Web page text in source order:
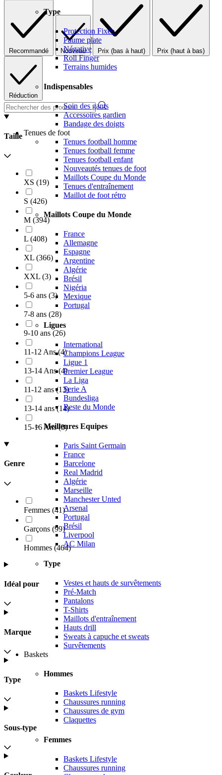
Type
Protection Fixée
Paume plate
Négative
Roll Finger
Terrains humides
Indispensables
Soin des gants
Accessoires gardien
Bandage des doigts
Tenues de foot
Tenues football homme
Tenues football femme
Tenues football enfant
Nouveautés tenues de foot
Maillots Coupe du Monde
Tenues d'entraînement
Maillot de foot rétro
Maillots Coupe du Monde
France
Allemagne
Espagne
Argentine
Algérie
Brésil
Nigéria
Mexique
Portugal
Ligues
International
Champions League
Ligue 1
Premier League
La Liga
Serie A
Bundesliga
Reste du Monde
Meilleures Equipes
Paris Saint Germain
France
Barcelone
Real Madrid
Algérie
Marseille
Manchester Unted
Arsenal
Portugal
Brésil
Liverpool
AC Milan
Type
Vestes et hauts de survêtements
Pré-Match
Pantalons
T-Shirts
Maillots d'entraînement
Hauts drill
Sweats à capuche et sweats
Survêtements
Baskets
Hommes
Baskets Lifestyle
Chaussures running
Chaussures de gym
Claquettes
Femmes
Baskets Lifestyle
Chaussures running
Recommandé Nouveau Prix (bas à haut) Prix (haut à bas)
Réduction
Taille
XS (19)
S (426)
M (394)
L (408)
XL (366)
XXL (3)
5-6 ans (3)
7-8 ans (28)
9-10 ans (26)
11-12 Ans (4)
13-14 Ans (4)
11-12 ans (13)
13-14 ans (14)
15-16 Ans (3)
Genre
Femmes (41)
Garçons (99)
Hommes (464)
Idéal pour
Marque
Type
Sous-type